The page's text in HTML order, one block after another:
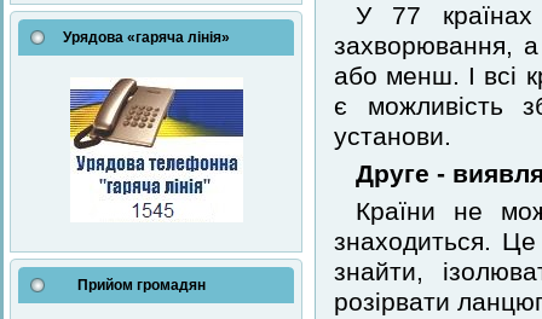
Урядова «гаряча лінія»
Прийом громадян
У 77 країнах
захворювання, а
або менш. І всі
є можливість
установи.
Друге -
Країни не
знаходиться. Це
знайти,
розірвати